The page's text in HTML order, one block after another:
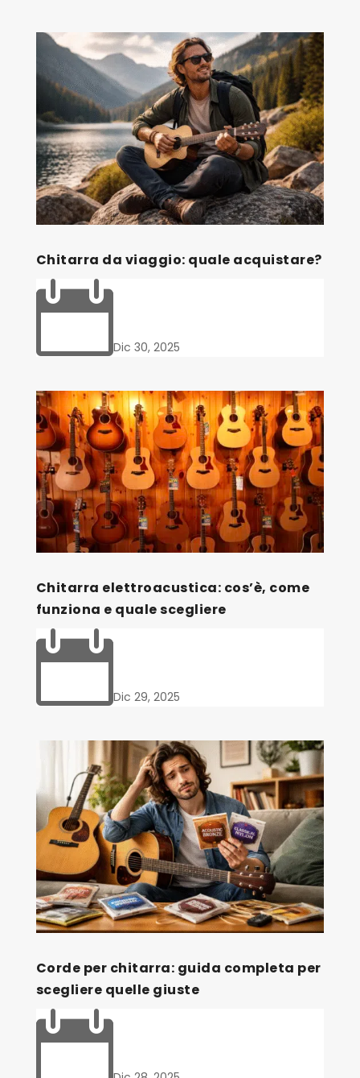
Chitarra da viaggio: quale acquistare?
Dic 30, 2025
Chitarra elettroacustica: cos’è, come
funziona e quale scegliere
Dic 29, 2025
Corde per chitarra: guida completa per
scegliere quelle giuste
